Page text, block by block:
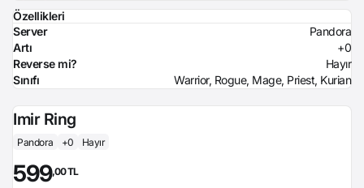
Özellikleri
Server
Pandora
Artı
+0
Reverse mi?
Hayır
Sınıfı
Warrior, Rogue, Mage, Priest, Kurian
Imir Ring
Pandora +0 Hayır
599,00 TL